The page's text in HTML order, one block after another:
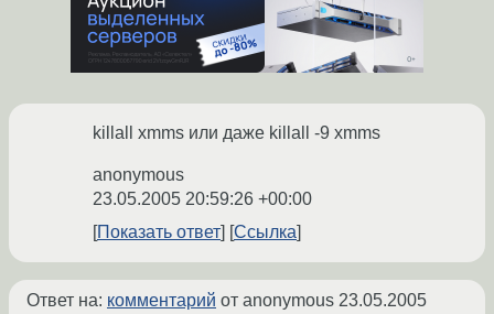
killall xmms или даже killall -9 xmms
anonymous
23.05.2005 20:59:26 +00:00
Показать ответ
Ссылка
Ответ на: комментарий от anonymous 23.05.2005